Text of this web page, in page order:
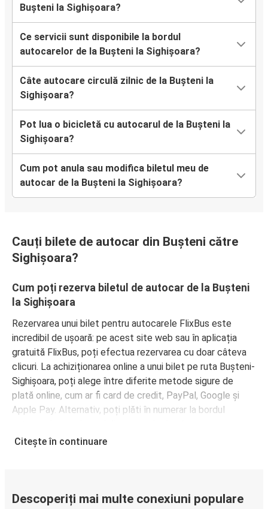
Bușteni la Sighișoara?
Ce servicii sunt disponibile la bordul
autocarelor de la Bușteni la Sighișoara?
Câte autocare circulă zilnic de la Bușteni la
Sighișoara?
Pot lua o bicicletă cu autocarul de la Bușteni la
Sighișoara?
Cum pot anula sau modifica biletul meu de
autocar de la Bușteni la Sighișoara?
Cauți bilete de autocar din Bușteni către
Sighișoara?
Cum poți rezerva biletul de autocar de la Bușteni
la Sighișoara
Rezervarea unui bilet pentru autocarele FlixBus este
incredibil de ușoară: pe acest site web sau în aplicația
gratuită FlixBus, poți efectua rezervarea cu doar câteva
clicuri. La achiziționarea online a unui bilet pe ruta Bușteni-
Sighișoara, poți alege între diferite metode sigure de
plată online, cum ar fi card de credit, PayPal, Google și
Apple Pay. Alternativ, poți plăti în numerar la bordul
Citește în continuare
Descoperiți mai multe conexiuni populare